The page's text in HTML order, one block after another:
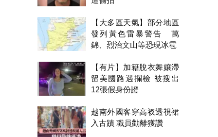
【大多區天氣】部分地區
發列黃色雷暴警告 萬
錦、烈治文山等恐現冰雹
【有片】加籍脫衣舞孃滯
留美國路遇攔檢 被搜出
12張假身份證
越南外國客穿高衩透視裙
入古蹟 職員勸離獲讚